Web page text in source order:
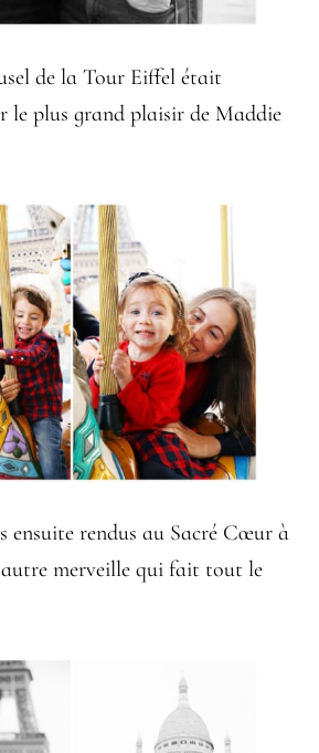
de la Tour Eiffel était
le plus grand plaisir de Maddie
ensuite rendus au Sacré Cœur à
merveille qui fait tout le